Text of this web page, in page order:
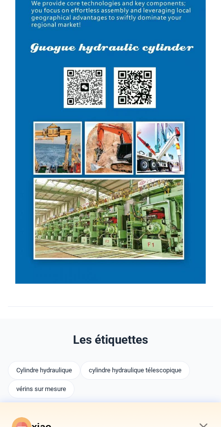
Les étiquettes
Cylindre hydraulique cylindre hydraulique télescopique
vérins sur mesure